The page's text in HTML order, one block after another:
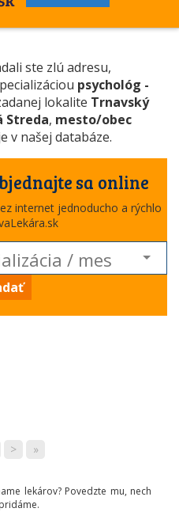
ste zlú adresu,
psychológ -
lokalite Trnavský
Streda, mesto/obec
v našej databáze.
sa online
internet jednoducho a rýchlo
> »
lekárov? Povedzte mu, nech